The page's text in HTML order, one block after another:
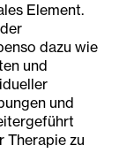
Element.
dazu wie
und
und
Therapie zu